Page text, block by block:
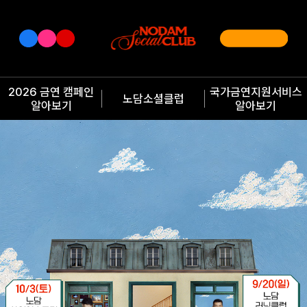
2026 금연 캠페인
알아보기
노담소셜클럽
국가금연지원서비스
알아보기